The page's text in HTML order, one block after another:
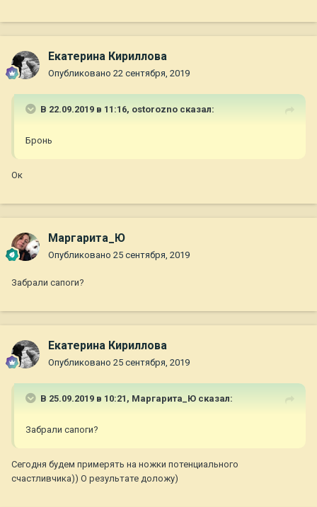
Екатерина Кириллова
Опубликовано 22 сентября, 2019
В 22.09.2019 в 11:16, ostorozno сказал:
Бронь
Ок
Маргарита_Ю
Опубликовано 25 сентября, 2019
Забрали сапоги?
Екатерина Кириллова
Опубликовано 25 сентября, 2019
В 25.09.2019 в 10:21, Маргарита_Ю сказал:
Забрали сапоги?
Сегодня будем примерять на ножки потенциального
счастливчика)) О результате доложу)